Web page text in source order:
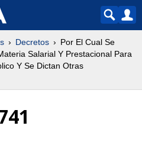
Decretos
Por El Cual Se
Salarial Y Prestacional Para
Y Se Dictan Otras